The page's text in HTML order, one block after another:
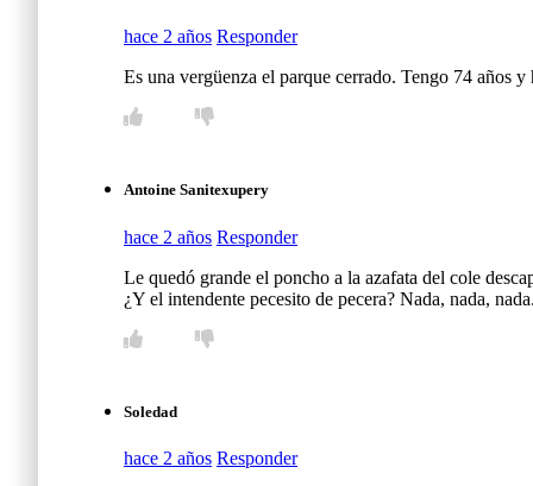
hace 2 años Responder
Es una vergüenza el parque cerrado. Tengo 74 años
Antoine Sanitexupery
hace 2 años Responder
Le quedó grande el poncho a la azafata del cole
¿Y el intendente pecesito de pecera? Nada, nada,
Soledad
hace 2 años Responder